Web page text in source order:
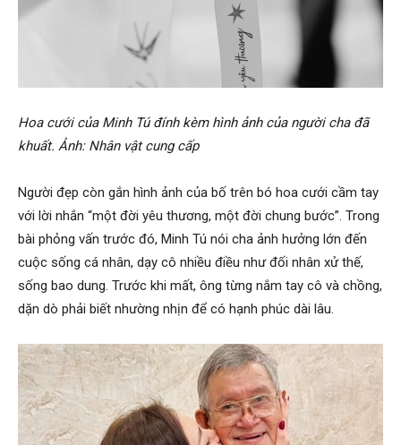
Hoa cưới của Minh Tú đính kèm hình ảnh của người cha đã
khuất. Ảnh: Nhân vật cung cấp
Người đẹp còn gắn hình ảnh của bố trên bó hoa cưới cầm tay
với lời nhắn “một đời yêu thương, một đời chung bước”. Trong
bài phỏng vấn trước đó, Minh Tú nói cha ảnh hưởng lớn đến
cuộc sống cá nhân, dạy cô nhiều điều như đối nhân xử thế,
sống bao dung. Trước khi mất, ông từng nắm tay cô và chồng,
dặn dò phải biết nhường nhịn để có hạnh phúc dài lâu.